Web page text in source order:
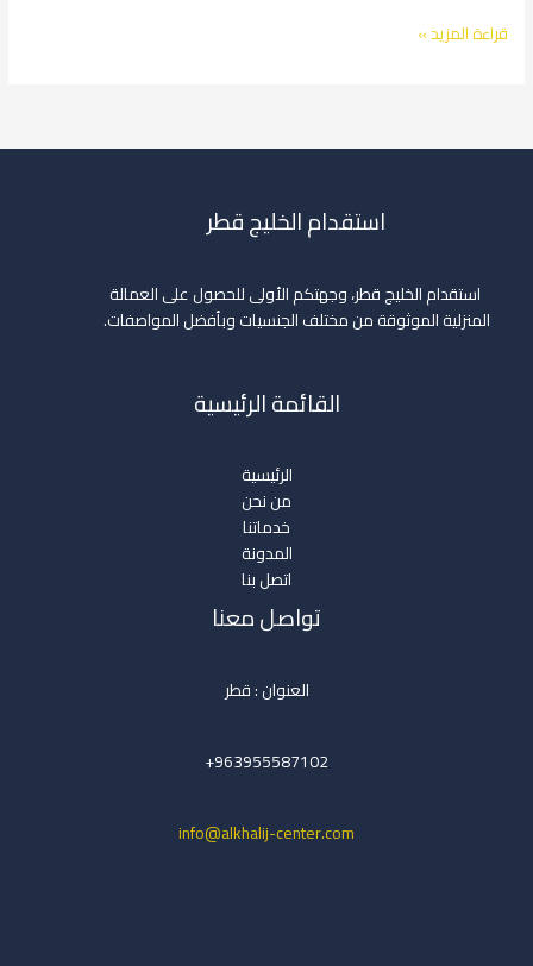
قراءة المزيد »
استقدام الخليج قطر
استقدام الخليج قطر، وجهتكم الأولى للحصول على العمالة
المنزلية الموثوقة من مختلف الجنسيات وبأفضل المواصفات.
القائمة الرئيسية
الرئيسية
من نحن
خدماتنا
المدونة
اتصل بنا
تواصل معنا
العنوان : قطر
963955587102+
info@alkhalij-center.com